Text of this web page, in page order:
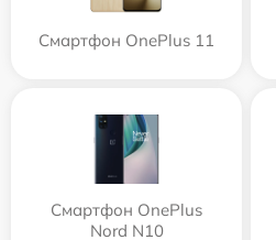
Смартфон OnePlus 11
Смартфон OnePlus
Nord N10